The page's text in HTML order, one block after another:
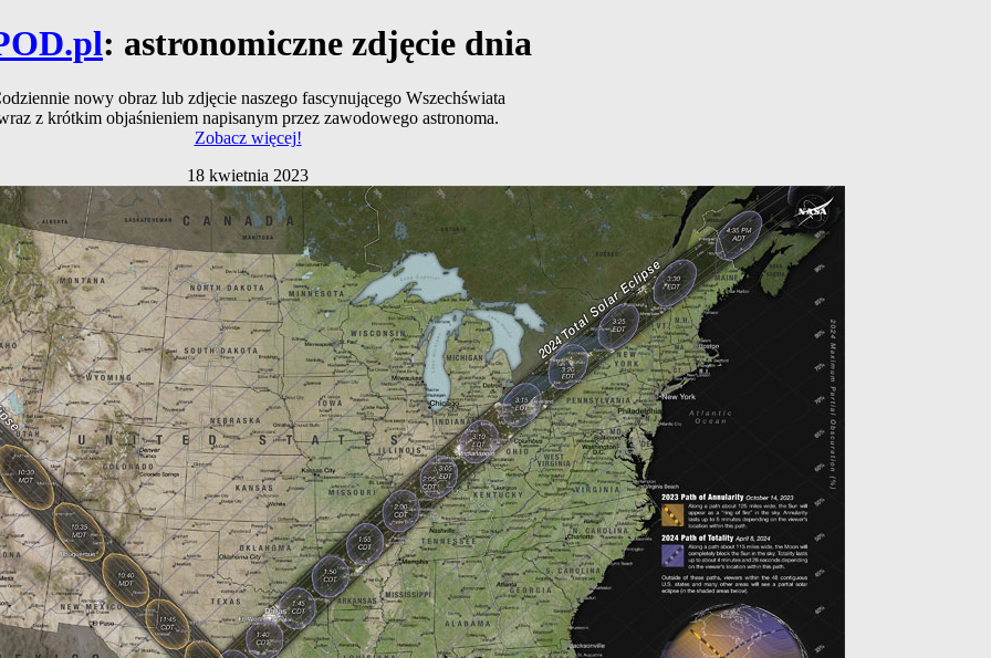
: astronomiczne zdjęcie dnia
nowy obraz lub zdjęcie naszego fascynującego Wszechświata
z krótkim objaśnieniem napisanym przez zawodowego astronoma.
Zobacz więcej!
18 kwietnia 2023